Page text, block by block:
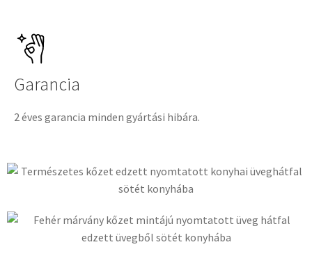
Garancia
2 éves garancia minden gyártási hibára.